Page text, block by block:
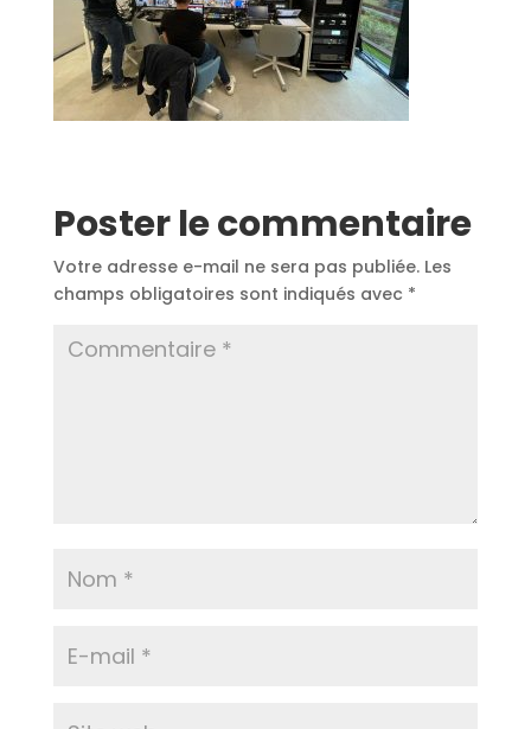
Poster le commentaire
Votre adresse e-mail ne sera pas publiée. Les
champs obligatoires sont indiqués avec *